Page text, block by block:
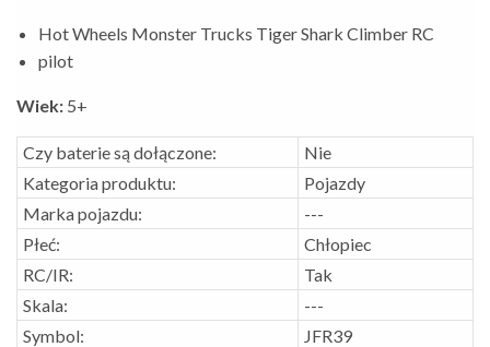
Hot Wheels Monster Trucks Tiger Shark Climber RC
pilot
Wiek: 5+
Czy baterie są dołączone:
Nie
Kategoria produktu:
Pojazdy
Marka pojazdu:
---
Płeć:
Chłopiec
RC/IR:
Tak
Skala:
---
Symbol:
JFR39